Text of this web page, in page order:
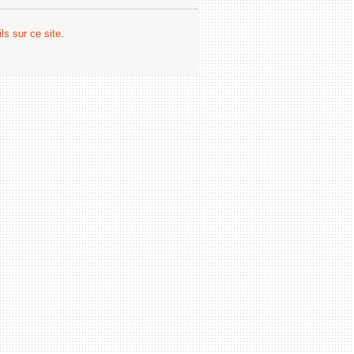
sur ce site.